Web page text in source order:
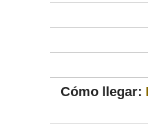
Cómo llegar: